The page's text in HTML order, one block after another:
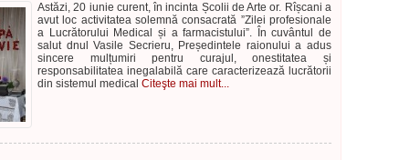
Astăzi, 20 iunie curent, în incinta Școlii de Arte or. Rîșcani a
avut loc activitatea solemnă consacrată ”Zilei profesionale
a Lucrătorului Medical și a farmacistului”. În cuvântul de
salut dnul Vasile Secrieru, Președintele raionului a adus
sincere mulțumiri pentru curajul, onestitatea și
responsabilitatea inegalabilă care caracterizează lucrătorii
din sistemul medical Citeşte mai mult...